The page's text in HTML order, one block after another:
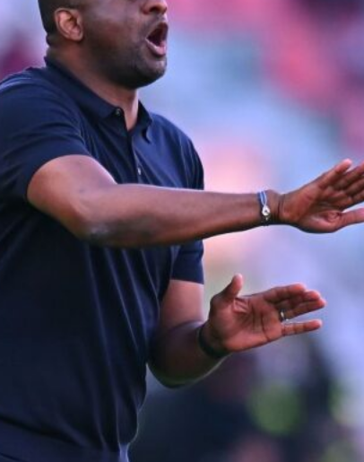
L’ex rossoblù Carparelli riparte dal
Cisano: nuova sfida a 50 anni
6 Agosto 2026
Genoa in lutto: è scomparso l’ex
allenatore Pippo Marchioro
6 Agosto 2026